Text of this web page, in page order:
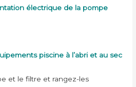
électrique de la pompe
piscine à l’abri et au sec
et le filtre et rangez-les